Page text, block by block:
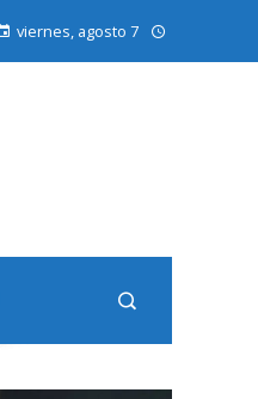
viernes, agosto 7